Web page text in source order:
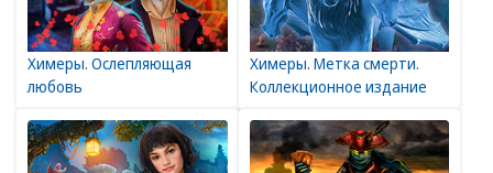
Химеры. Ослепляющая
любовь
Химеры. Метка смерти.
Коллекционное издание